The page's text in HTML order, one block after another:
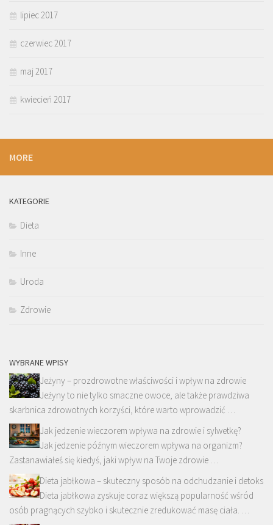
lipiec 2017
czerwiec 2017
maj 2017
kwiecień 2017
MORE
KATEGORIE
Dieta
Inne
Uroda
Zdrowie
WYBRANE WPISY
Jeżyny – prozdrowotne właściwości i wpływ na zdrowie
Jeżyny to nie tylko smaczne owoce, ale także prawdziwa
skarbnica zdrowotnych korzyści, które warto wprowadzić …
Jak jedzenie wieczorem wpływa na zdrowie i sylwetkę?
Jak jedzenie późnym wieczorem wpływa na organizm?
Zastanawiałeś się kiedyś, jaki wpływ na Twoje zdrowie …
Dieta jabłkowa – skuteczny sposób na odchudzanie i detoks
Dieta jabłkowa zyskuje coraz większą popularność wśród
osób pragnących szybko i skutecznie zredukować masę ciała. …